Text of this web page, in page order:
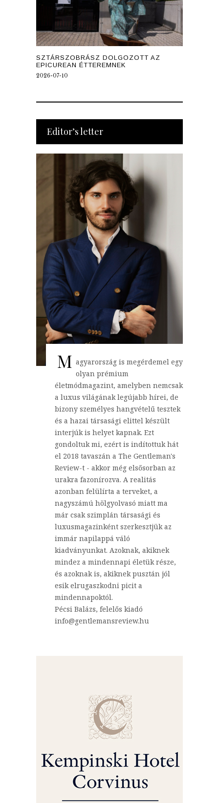
SZTÁRSZOBRÁSZ DOLGOZOTT AZ
EPICUREAN ÉTTEREMNEK
2026-07-10
Editor’s letter
M agyarország is megérdemel egy
olyan prémium
életmódmagazint, amelyben nemcsak
a luxus világának legújabb hírei, de
bizony személyes hangvételű tesztek
és a hazai társasági elittel készült
interjúk is helyet kapnak. Ezt
gondoltuk mi, ezért is indítottuk hát
el 2018 tavaszán a The Gentleman's
Review-t - akkor még elsősorban az
urakra fazonírozva. A realitás
azonban felülírta a terveket, a
nagyszámú hölgyolvasó miatt ma
már csak szimplán társasági és
luxusmagazinként szerkesztjük az
immár napilappá váló
kiadványunkat. Azoknak, akiknek
mindez a mindennapi életük része,
és azoknak is, akiknek pusztán jól
esik elrugaszkodni picit a
mindennapoktól.
Pécsi Balázs, felelős kiadó
info@gentlemansreview.hu